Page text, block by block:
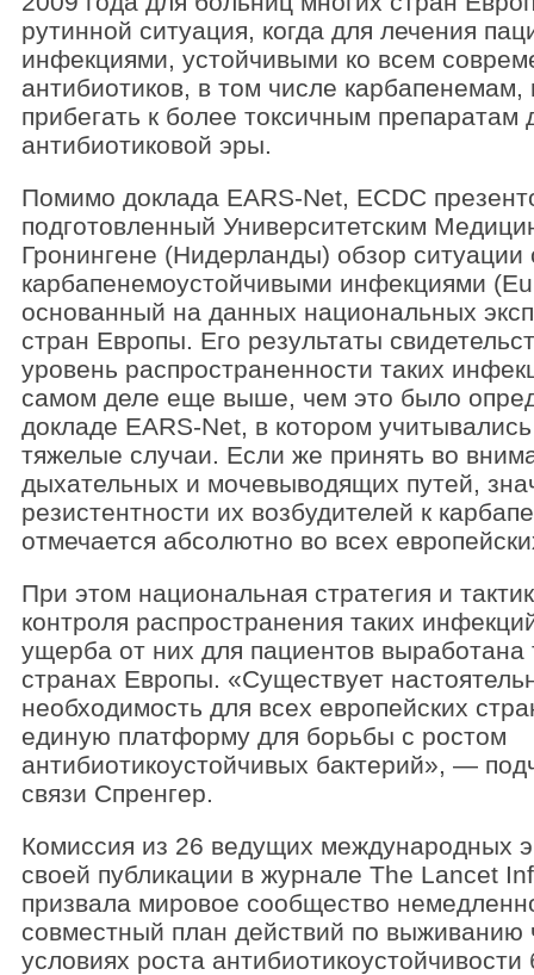
рутинной ситуация, когда для лечения
инфекциями, устойчивыми ко всем
антибиотиков, в том числе карбапенемам,
прибегать к более токсичным препаратам
антибиотиковой эры.
Помимо доклада EARS-Net, ECDC
подготовленный Университетским
Гронингене (Нидерланды) обзор ситуации
карбапенемоустойчивыми инфекциями
основанный на данных национальных
стран Европы. Его результаты
уровень распространенности таких
самом деле еще выше, чем это было
докладе EARS-Net, в котором
тяжелые случаи. Если же принять во
дыхательных и мочевыводящих путей,
резистентности их возбудителей к
отмечается абсолютно во всех
При этом национальная стратегия и
контроля распространения таких
ущерба от них для пациентов выработана
странах Европы. «Существует
необходимость для всех европейских
единую платформу для борьбы с ростом
антибиотикоустойчивых бактерий», —
связи Спренгер.
Комиссия из 26 ведущих международных
своей публикации в журнале The Lancet
призвала мировое сообщество
совместный план действий по выживанию
условиях роста антибиотикоустойчивости